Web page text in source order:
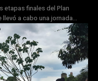
etapas finales del Plan
a cabo una jornada...